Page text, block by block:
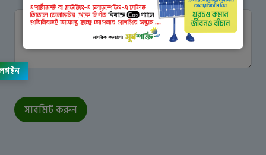
এখানে বার্তা লিখুন
সাবমিট করুন